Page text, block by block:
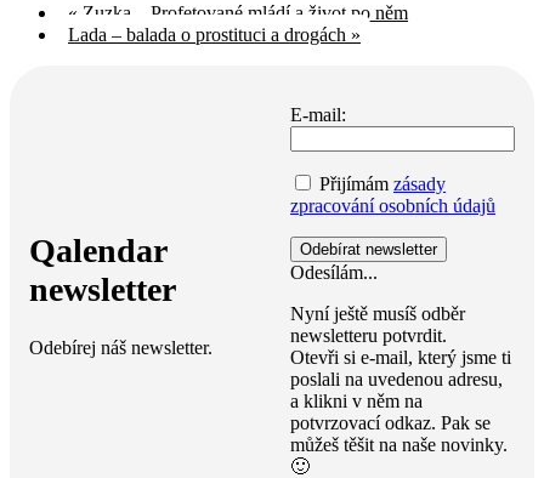
« Zuzka – Profetované mládí a život po něm
Lada – balada o prostituci a drogách »
Qalendar
newsletter
Odebírej náš newsletter.
E-mail:
Přijímám zásady
zpracování osobních údajů
Odesílám...
Nyní ještě musíš odběr
newsletteru potvrdit.
Otevři si e-mail, který jsme ti
poslali na uvedenou adresu,
a klikni v něm na
potvrzovací odkaz. Pak se
můžeš těšit na naše novinky.
🙂